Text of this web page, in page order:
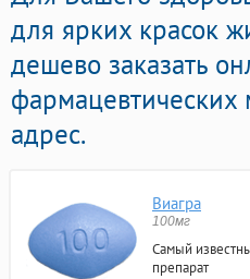
для ярких красок
дешево заказать
фармацевтических
адрес.
Виагра
100мг
Самый
препарат